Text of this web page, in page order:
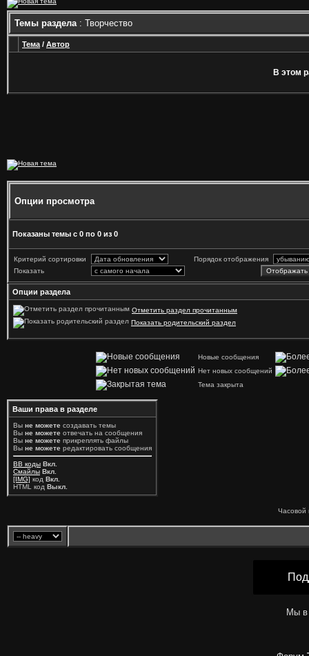
Темы раздела: Творчество
Тема / Автор
В этом
Опции просмотра
Показаны темы с 0 по 0 из 0
Критерий сортировки
Порядок отображения
Показать
Опции раздела
Отметить раздел прочитанным
Показать родительский раздел
Новые сообщения
Нет новых сообщений
Тема закрыта
Ваши права в разделе
Вы не можете создавать темы
Вы не можете отвечать на сообщения
Вы не можете прикреплять файлы
Вы не можете редактировать сообщения
BB коды Вкл.
Смайлы Вкл.
[IMG] код Вкл.
HTML код Выкл.
Часовой
Мы в